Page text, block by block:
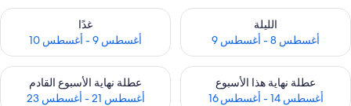
الليلة
أغسطس 8 - أغسطس 9
تحقق من مدى التوفر لليلة للفترة أغسطس 8 - أغسطس 9
غدًا
أغسطس 9 - أغسطس 10
تحقق من مدى التوفر لغد للفترة أغسطس
عطلة نهاية هذا الأسبوع
أغسطس 14 - أغسطس 16
تحقق من مدى التوفر لعطلة نهاية هذا الأسبوع للفترة أغسطس 14 - أغسطس 16
عطلة نهاية الأسبوع القادم
أغسطس 21 - أغسطس 23
تحقق من مدى التوفر لعطلة نهاية